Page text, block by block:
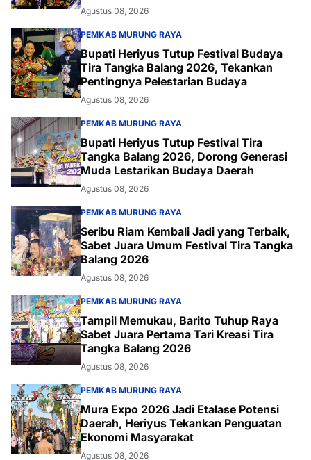
Agustus 08, 2026
PEMKAB MURUNG RAYA
Bupati Heriyus Tutup Festival Budaya
Tira Tangka Balang 2026, Tekankan
Pentingnya Pelestarian Budaya
Agustus 08, 2026
PEMKAB MURUNG RAYA
Bupati Heriyus Tutup Festival Tira
Tangka Balang 2026, Dorong Generasi
Muda Lestarikan Budaya Daerah
Agustus 08, 2026
PEMKAB MURUNG RAYA
Seribu Riam Kembali Jadi yang Terbaik,
Sabet Juara Umum Festival Tira Tangka
Balang 2026
Agustus 08, 2026
PEMKAB MURUNG RAYA
Tampil Memukau, Barito Tuhup Raya
Sabet Juara Pertama Tari Kreasi Tira
Tangka Balang 2026
Agustus 08, 2026
PEMKAB MURUNG RAYA
Mura Expo 2026 Jadi Etalase Potensi
Daerah, Heriyus Tekankan Penguatan
Ekonomi Masyarakat
Agustus 08, 2026